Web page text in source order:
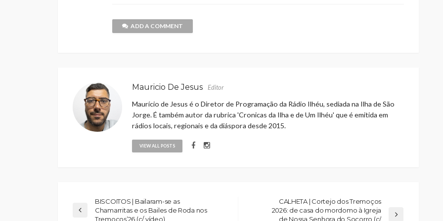
ADD A COMMENT
Mauricio De Jesus Editor
Maurício de Jesus é o Diretor de Programação da Rádio Ilhéu, sediada na Ilha de São
Jorge. É também autor da rubrica 'Cronicas da Ilha e de Um Ilhéu' que é emitida em
rádios locais, regionais e da diáspora desde 2015.
VIEW ALL POSTS
BISCOITOS | Bailaram-se as
Chamarritas e os Bailes de Roda nos
Tremoços’26 (c/ vídeo)
CALHETA | Cortejo dos Tremoços
2026: de casa do mordomo à Igreja
de Nossa Senhora do Socorro (c/